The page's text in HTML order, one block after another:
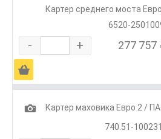
Картер среднего моста
6520-
- + 277 757
Ä
1
Картер маховика Евро 2 /
740.51-